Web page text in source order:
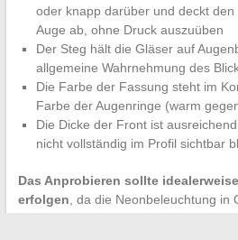
oder knapp darüber und deckt
Auge ab, ohne Druck auszuüben
Der Steg hält die Gläser auf
allgemeine Wahrnehmung des
Die Farbe der Fassung steht im
Farbe der Augenringe (warm
Die Dicke der Front ist
nicht vollständig im Profil sichtbar
Das Anprobieren sollte
erfolgen , da die Neonbeleuchtung in